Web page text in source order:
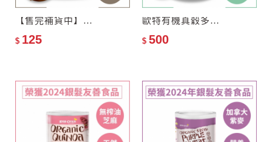
【售完補貨中】歐特自然栽培埃及豆(雪蓮子)
$ 125
歐特有機真穀多穀奶(罐裝)
$ 500